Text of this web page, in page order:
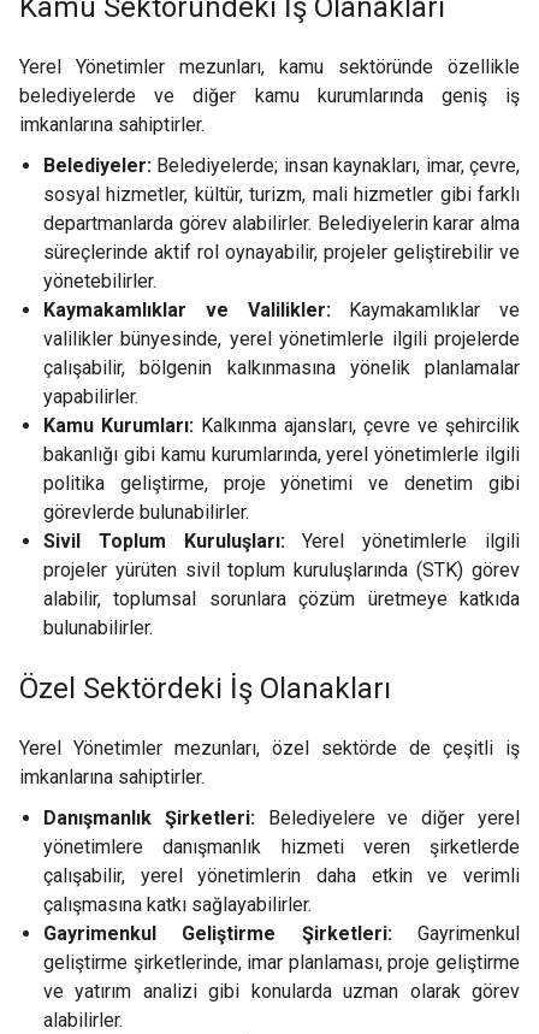
Kamu Sektöründeki İş Olanakları
Yerel Yönetimler mezunları, kamu sektöründe özellikle
belediyelerde ve diğer kamu kurumlarında geniş iş
imkanlarına sahiptirler.
Belediyeler: Belediyelerde; insan kaynakları, imar, çevre,
sosyal hizmetler, kültür, turizm, mali hizmetler gibi farklı
departmanlarda görev alabilirler. Belediyelerin karar alma
süreçlerinde aktif rol oynayabilir, projeler geliştirebilir ve
yönetebilirler.
Kaymakamlıklar ve Valilikler:Kaymakamlıklar ve
valilikler bünyesinde, yerel yönetimlerle ilgili projelerde
çalışabilir, bölgenin kalkınmasına yönelik planlamalar
yapabilirler.
Kamu Kurumları: Kalkınma ajansları, çevre ve şehircilik
bakanlığı gibi kamu kurumlarında, yerel yönetimlerle ilgili
politika geliştirme, proje yönetimi ve denetim gibi
görevlerde bulunabilirler.
Sivil Toplum Kuruluşları:Yerel yönetimlerle ilgili
projeler yürüten sivil toplum kuruluşlarında (STK) görev
alabilir, toplumsal sorunlara çözüm üretmeye katkıda
bulunabilirler.
Özel Sektördeki İş Olanakları
Yerel Yönetimler mezunları, özel sektörde de çeşitli iş
imkanlarına sahiptirler.
Danışmanlık Şirketleri:Belediyelere ve diğer yerel
yönetimlere danışmanlık hizmeti veren şirketlerde
çalışabilir, yerel yönetimlerin daha etkin ve verimli
çalışmasına katkı sağlayabilirler.
Gayrimenkul Geliştirme Şirketleri:Gayrimenkul
geliştirme şirketlerinde, imar planlaması, proje geliştirme
ve yatırım analizi gibi konularda uzman olarak görev
alabilirler.